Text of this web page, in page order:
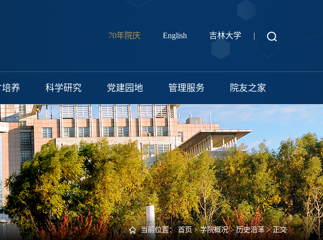
70年院庆 English 吉林大学 |
培养 科学研究 党建园地 管理服务 院友之家
当前位置：首页>学院概况>历史沿革> 正文